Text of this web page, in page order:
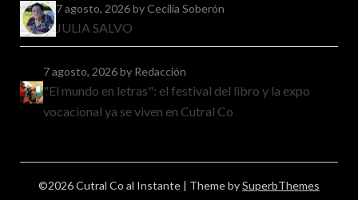
7 agosto, 2026by Cecilia Soberón
JULIA SALVO
7 agosto, 2026by Redacción
"El mundo en letras": el festival del libro y la expo
vocacional ya se viven en Cutral Co
©2026 Cutral Co al Instante | Theme bySuperbThemes